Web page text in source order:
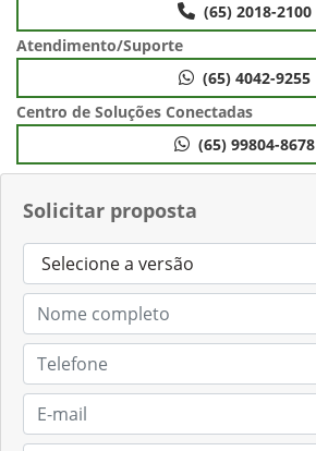
Solicitar proposta
(65) 2018-2100
Atendimento/Suporte
(65) 4042-9255
Centro de Soluções Conectadas
(65) 99804-8678